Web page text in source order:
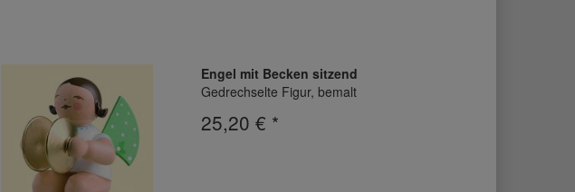
Engel mit Becken sitzend
Gedrechselte Figur, bemalt
25,20 € *